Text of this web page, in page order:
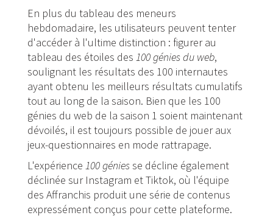
En plus du tableau des meneurs
hebdomadaire, les utilisateurs peuvent tenter
d'accéder à l'ultime distinction : figurer au
tableau des étoiles des 100 génies du web,
soulignant les résultats des 100 internautes
ayant obtenu les meilleurs résultats cumulatifs
tout au long de la saison. Bien que les 100
génies du web de la saison 1 soient maintenant
dévoilés, il est toujours possible de jouer aux
jeux-questionnaires en mode rattrapage.
L'expérience 100 géniesse décline également
déclinée sur Instagram et Tiktok, où l'équipe
des Affranchis produit une série de contenus
expressément conçus pour cette plateforme.